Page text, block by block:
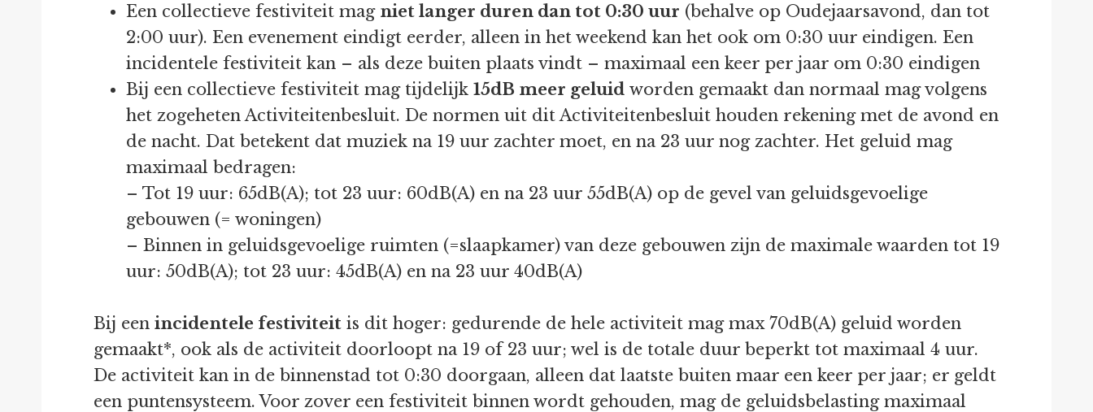
Een collectieve festiviteit mag niet langer duren dan tot 0:30 uur (behalve op Oudejaarsavond, dan tot
2:00 uur). Een evenement eindigt eerder, alleen in het weekend kan het ook om 0:30 uur eindigen. Een
incidentele festiviteit kan – als deze buiten plaats vindt – maximaal een keer per jaar om 0:30 eindigen
Bij een collectieve festiviteit mag tijdelijk 15dB meer geluid worden gemaakt dan normaal mag volgens
het zogeheten Activiteitenbesluit. De normen uit dit Activiteitenbesluit houden rekening met de avond en
de nacht. Dat betekent dat muziek na 19 uur zachter moet, en na 23 uur nog zachter. Het geluid mag
maximaal bedragen:
– Tot 19 uur: 65dB(A); tot 23 uur: 60dB(A) en na 23 uur 55dB(A) op de gevel van geluidsgevoelige
gebouwen (= woningen)
– Binnen in geluidsgevoelige ruimten (=slaapkamer) van deze gebouwen zijn de maximale waarden tot 19
uur: 50dB(A); tot 23 uur: 45dB(A) en na 23 uur 40dB(A)
Bij een incidentele festiviteit is dit hoger: gedurende de hele activiteit mag max 70dB(A) geluid worden
gemaakt*, ook als de activiteit doorloopt na 19 of 23 uur; wel is de totale duur beperkt tot maximaal 4 uur.
De activiteit kan in de binnenstad tot 0:30 doorgaan, alleen dat laatste buiten maar een keer per jaar; er geldt
een puntensysteem. Voor zover een festiviteit binnen wordt gehouden, mag de geluidsbelasting maximaal